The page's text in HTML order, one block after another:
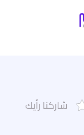
شاركنا رأيك